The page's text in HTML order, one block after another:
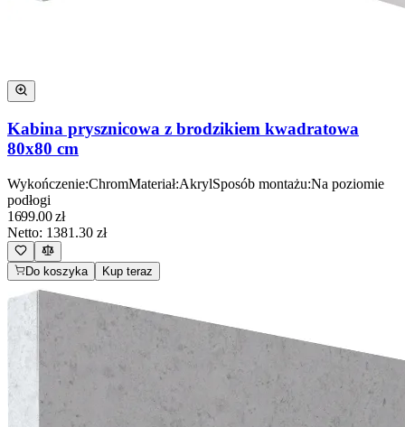
Kabina prysznicowa z brodzikiem kwadratowa
80x80 cm
Wykończenie:ChromMateriał:AkrylSposób montażu:Na poziomie
podłogi
1699.00zł
Netto: 1381.30 zł
Do koszyka Kup teraz